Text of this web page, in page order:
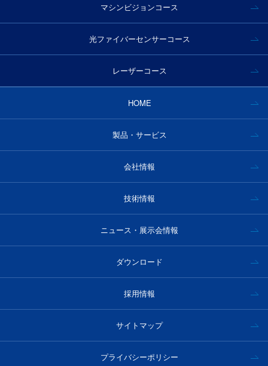
ハイパースペクトルカメラ事例｜工業分野
プラスチック資源循環促進法とは
近赤外分光でプラスティック選別
マシンビジョンでの活用事例
ハイパースペクトルカメラ事例｜食品分野
食品産業業界の未来を考える
食品産業で活躍するIoTセンサー
マシンビジョンコース
光ファイバーセンサーコース
レーザーコース
HOME
製品・サービス
会社情報
技術情報
ニュース・展示会情報
ダウンロード
採用情報
サイトマップ
プライバシーポリシー